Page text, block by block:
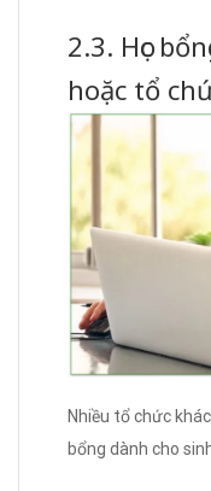
2.3. Học
hoặc tổ
Nhiều tổ chức
bổng dành cho